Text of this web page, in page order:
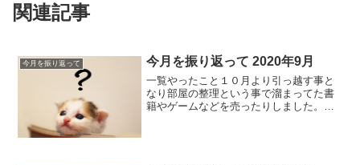
関連記事
今月を振り返って 今月を振り返って 2020年9月
一覧やったこと１０月より引っ越す事と
なり部屋の整理という事で溜まってた書
籍やゲームなどを売ったりしました。古